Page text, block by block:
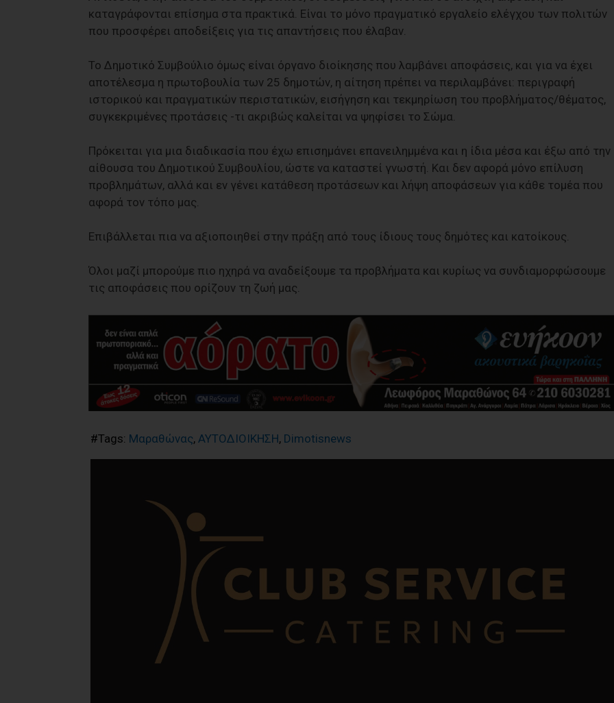
καταγράφονται επίσημα στα πρακτικά. Είναι το μόνο πραγματικό εργαλείο ελέγχου των πολιτών
που προσφέρει αποδείξεις για τις απαντήσεις που έλαβαν.
Το Δημοτικό Συμβούλιο όμως είναι όργανο διοίκησης που λαμβάνει αποφάσεις, και για να έχει
αποτέλεσμα η πρωτοβουλία των 25 δημοτών, η αίτηση πρέπει να περιλαμβάνει: περιγραφή
ιστορικού και πραγματικών περιστατικών, εισήγηση και τεκμηρίωση του προβλήματος/θέματος,
συγκεκριμένες προτάσεις -τι ακριβώς καλείται να ψηφίσει το Σώμα.
Πρόκειται για μια διαδικασία που έχω επισημάνει επανειλημμένα και η ίδια μέσα και έξω από την
αίθουσα του Δημοτικού Συμβουλίου, ώστε να καταστεί γνωστή. Και δεν αφορά μόνο επίλυση
προβλημάτων, αλλά και εν γένει κατάθεση προτάσεων και λήψη αποφάσεων για κάθε τομέα που
αφορά τον τόπο μας.
Επιβάλλεται πια να αξιοποιηθεί στην πράξη από τους ίδιους τους δημότες και κατοίκους.
Όλοι μαζί μπορούμε πιο ηχηρά να αναδείξουμε τα προβλήματα και κυρίως να συνδιαμορφώσουμε
τις αποφάσεις που ορίζουν τη ζωή μας.
#Tags: Μαραθώνας, ΑΥΤΟΔΙΟΙΚΗΣΗ, Dimotisnews